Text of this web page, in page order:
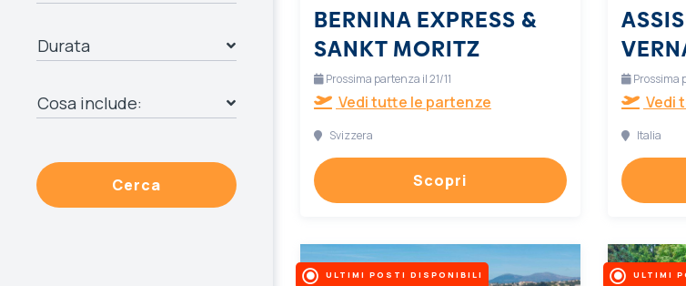
Durata
Cosa include:
Cerca
BERNINA EXPRESS &
SANKT MORITZ
Prossima partenza il 21/11
Vedi tutte le partenze
Svizzera
Scopri
Prossima
Vedi
Italia
ULTIMI POSTI DISPONIBILI ULTIMI